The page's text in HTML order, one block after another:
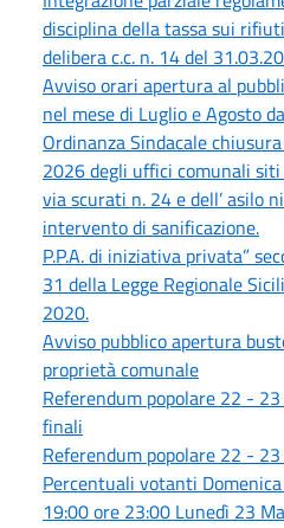
disciplina della tassa sui
delibera c.c. n. 14 del
Avviso orari apertura al
nel mese di Luglio e Agosto
Ordinanza Sindacale
2026 degli uffici comunali
via scurati n. 24 e dell’ asilo
intervento di sanificazione.
P.P.A. di iniziativa privata”
31 della Legge Regionale
2020.
Avviso pubblico apertura
proprietà comunale
Referendum popolare 22 -
finali
Referendum popolare 22 -
Percentuali votanti
19:00 ore 23:00 Lunedì 23